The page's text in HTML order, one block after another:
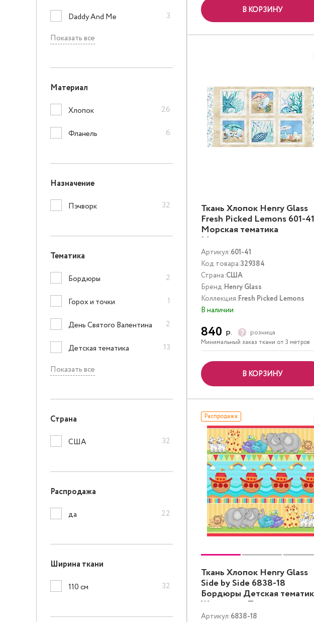
Daddy And Me 3
Показать все
Материал
Хлопок 26
Фланель 6
Назначение
Пэчворк 32
Тематика
Бордюры 2
Горох и точки 1
День Святого Валентина 2
Детская тематика 13
Показать все
Страна
США 32
Распродажа
да 22
Ширина ткани
110 см 32
В КОРЗИНУ
Ткань Хлопок Henry Glass
Fresh Picked Lemons 601-41
Морская тематика
Мультиколор
Артикул:601-41
Код товара:329384
Страна:США
Бренд:Henry Glass
Коллекция:Fresh Picked Lemons
В наличии
840 р. розница
Минимальный заказ ткани от 3 метров
В КОРЗИНУ
Распродажа
Ткань Хлопок Henry Glass
Side by Side 6838-18
Бордюры Детская
Животные Полоски
Мультиколор
Артикул:6838-18